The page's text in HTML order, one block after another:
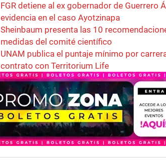
FGR detiene al ex gobernador de Guerrero
evidencia en el caso Ayotzinapa
Sheinbaum presenta las 10
medidas del comité científico
UNAM publica el puntaje mínimo por
contrato con Territorium Life